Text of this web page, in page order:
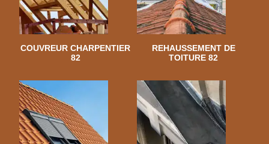
COUVREUR CHARPENTIER
82
REHAUSSEMENT DE
TOITURE 82